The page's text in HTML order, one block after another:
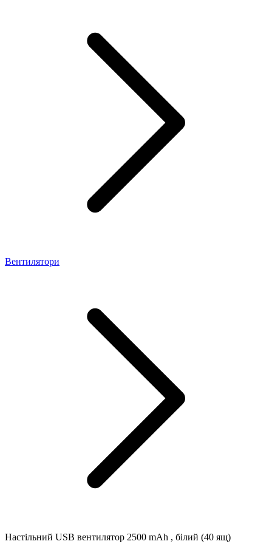
Вентилятори
Настільний USB вентилятор 2500 mAh , білий (40 ящ)